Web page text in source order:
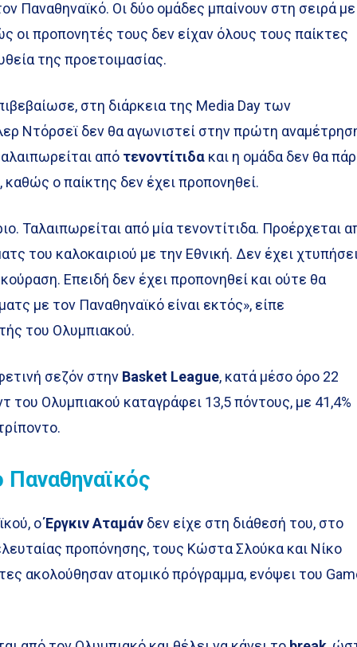
Παναθηναϊκό. Οι δύο ομάδες μπαίνουν στη σειρά με
οι προπονητές τους δεν είχαν όλους τους παίκτες
της προετοιμασίας.
στη διάρκεια της Media Day των
Ντόρσεϊ δεν θα αγωνιστεί στην πρώτη
από τενοντίτιδα και η ομάδα δεν θα
ο παίκτης δεν έχει προπονηθεί.
Ταλαιπωρείται από μία τενοντίτιδα. Προέρχεται
του καλοκαιριού με την Εθνική. Δεν έχει
Επειδή δεν έχει προπονηθεί και ούτε θα
με τον Παναθηναϊκό είναι εκτός», είπε
του Ολυμπιακού.
σεζόν στην Basket League, κατά μέσο όρο 22
του Ολυμπιακού καταγράφει 13,5 πόντους, με 41,4%
οΈργκιν Αταμάν δεν είχε στη διάθεσή του, στο
προπόνησης, τους Κώστα Σλούκα και Νίκο
ακολούθησαν ατομικό πρόγραμμα, ενόψει του